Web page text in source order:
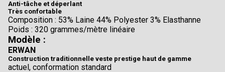
Anti-tâche et déperlant
Très confortable
Composition : 53% Laine 44% Polyester 3% Elasthanne
Poids : 320 grammes/mètre linéaire
Modèle :
ERWAN
Construction traditionnelle veste prestige haut de gamme
actuel, conformation standard